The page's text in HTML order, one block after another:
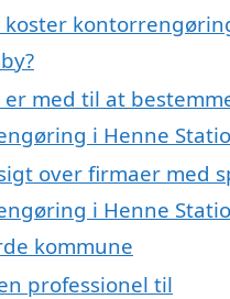
koster
er med til at
i Henne
over firmaer med
i Henne
kommune
professionel til